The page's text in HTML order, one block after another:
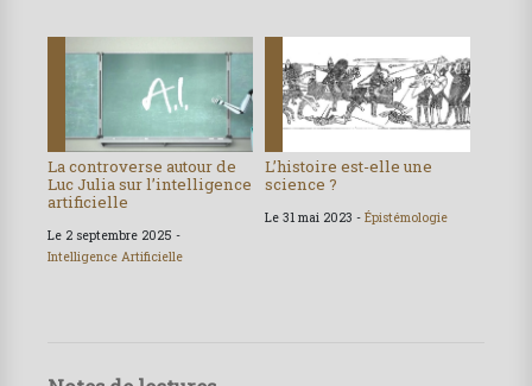
La controverse autour de
Luc Julia sur l’intelligence
artificielle
Le 2 septembre 2025 -
Intelligence Artificielle
L’histoire est-elle une
science ?
Le 31 mai 2023 - Épistémologie